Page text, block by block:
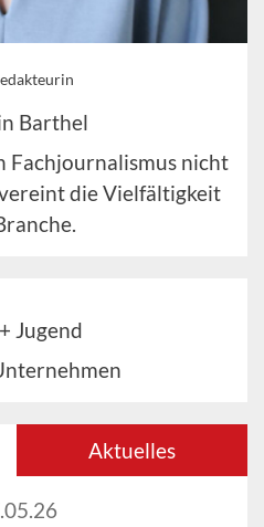
Barthel
Fachjournalismus nicht
die Vielfältigkeit
Jugend
Aktuelles